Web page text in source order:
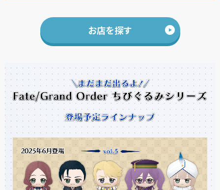
お店を探す